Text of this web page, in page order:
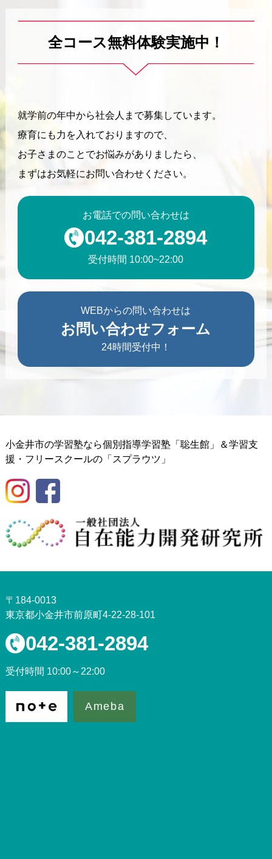
全コース無料体験実施中！
就学前の年中から社会人まで募集しています。
療育にも力を入れておりますので、
お子さまのことでお悩みがありましたら、
まずはお気軽にお問い合わせください。
お電話での問い合わせは
042-381-2894
受付時間 10:00~22:00
WEBからの問い合わせは
お問い合わせフォーム
24時間受付中！
小金井市の学習塾なら個別指導学習塾「聡生館」＆学習支
援・フリースクールの「スプラウツ」
〒184-0013
東京都小金井市前原町4-22-28-101
042-381-2894
受付時間 10:00～22:00
Ameba